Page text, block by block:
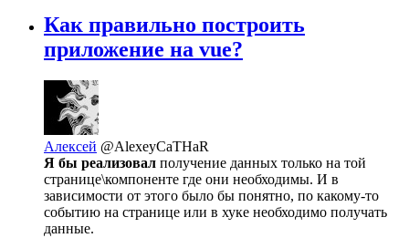
Как правильно построить
приложение на vue?
Алексей @AlexeyCaTHaR
Я бы реализовал получение данных только на той
странице\компоненте где они необходимы. И в
зависимости от этого было бы понятно, по какому-то
событию на странице или в хуке необходимо получать
данные.